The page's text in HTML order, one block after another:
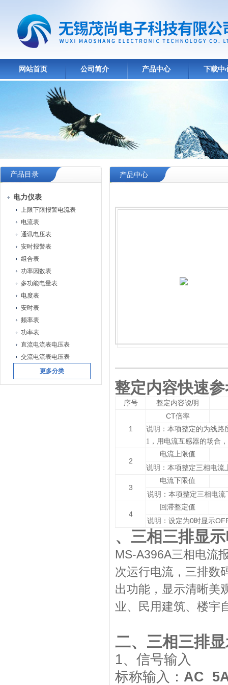
网站首页 公司简介 产品中心 下载中
产品目录
电力仪表
上限下限报警电流表
电流表
通讯电压表
安时报警表
组合表
功率因数表
多功能电量表
电度表
安时表
频率表
功率表
直流电流表电压表
交流电流表电压表
更多分类
产品中心
整定内容快速
序号 整定内容说明
1
CT倍率
说明：本项整定的为线路
1，用电流互感器的场合
2
电流上限值
说明：本项整定三相电流
3
电流下限值
说明：本项整定三相电
4
回滞整定值
说明：设定为0时显示
、 三相三排显
MS-A396A三相电流
次运行电流，三排数
出功能，显示清晰美
业、民用建筑、楼宇
二、 三相三排
1、信号输入
标称输入： AC